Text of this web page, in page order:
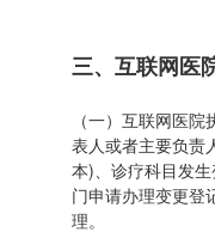
三、互联网医
（一）互联网医
表人或者主要负责
本)、诊疗科目发
门申请办理变更登
理。